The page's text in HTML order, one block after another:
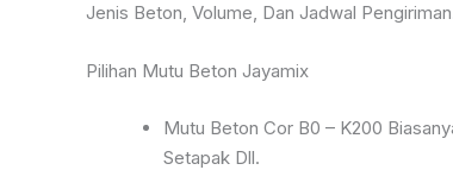
Jenis Beton, Volume, Dan Jadwal
Pilihan Mutu Beton Jayamix
Mutu Beton Cor B0 – K200
Setapak Dll.